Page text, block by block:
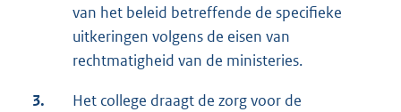
van het beleid betreffende de specifieke
uitkeringen volgens de eisen van
rechtmatigheid van de ministeries.
3.
Het college draagt de zorg voor de